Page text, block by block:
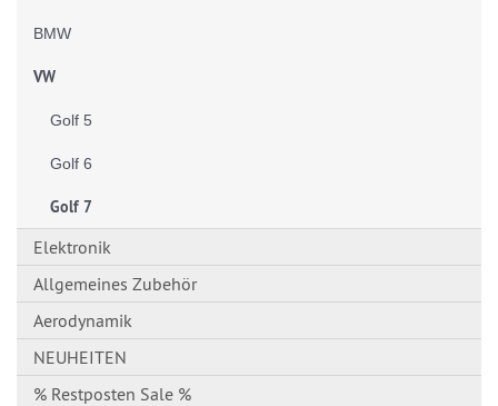
BMW
VW
Golf 5
Golf 6
Golf 7
Elektronik
Allgemeines Zubehör
Aerodynamik
NEUHEITEN
% Restposten Sale %